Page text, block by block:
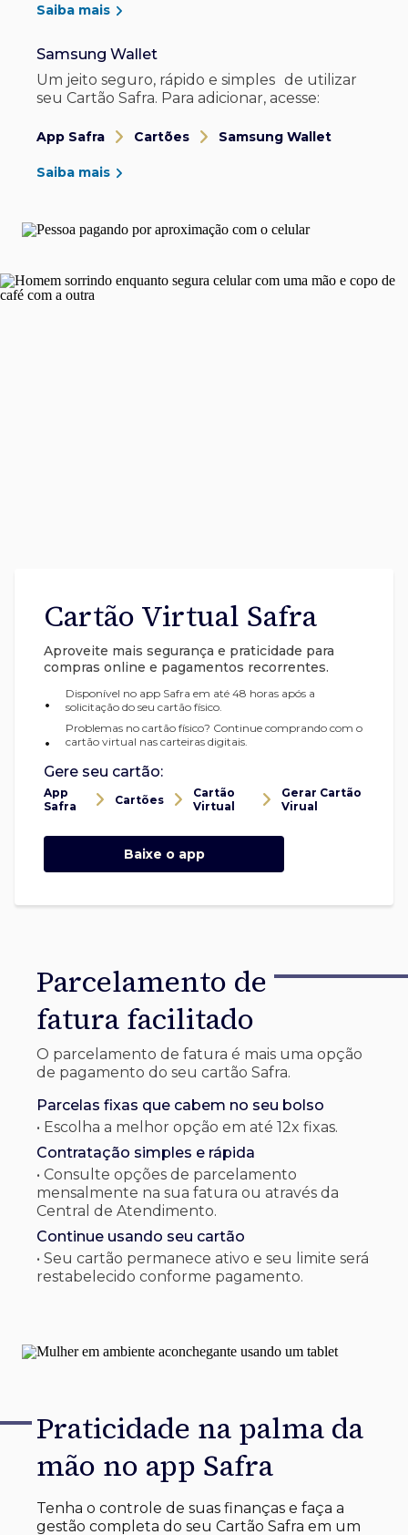
Saiba mais
Samsung Wallet
Um jeito seguro, rápido e simples de utilizar
seu Cartão Safra. Para adicionar, acesse:
App Safra Cartões Samsung Wallet
Saiba mais
Cartão Virtual Safra
Aproveite mais segurança e praticidade para
compras online e pagamentos recorrentes.
•
Disponível no app Safra em até 48 horas após a
solicitação do seu cartão físico.
•
Problemas no cartão físico? Continue comprando com o
cartão virtual nas carteiras digitais.
Gere seu cartão:
App
Safra
Cartões
Cartão
Virtual
Gerar Cartão
Virual
Baixe o app
Parcelamento de
fatura facilitado
O parcelamento de fatura é mais uma opção
de pagamento do seu cartão Safra.
Parcelas fixas que cabem no seu bolso
• Escolha a melhor opção em até 12x fixas.
Contratação simples e rápida
• Consulte opções de parcelamento
mensalmente na sua fatura ou através da
Central de Atendimento.
Continue usando seu cartão
• Seu cartão permanece ativo e seu limite será
restabelecido conforme pagamento.
Praticidade na palma da
mão no app Safra
Tenha o controle de suas finanças e faça a
gestão completa do seu Cartão Safra em um